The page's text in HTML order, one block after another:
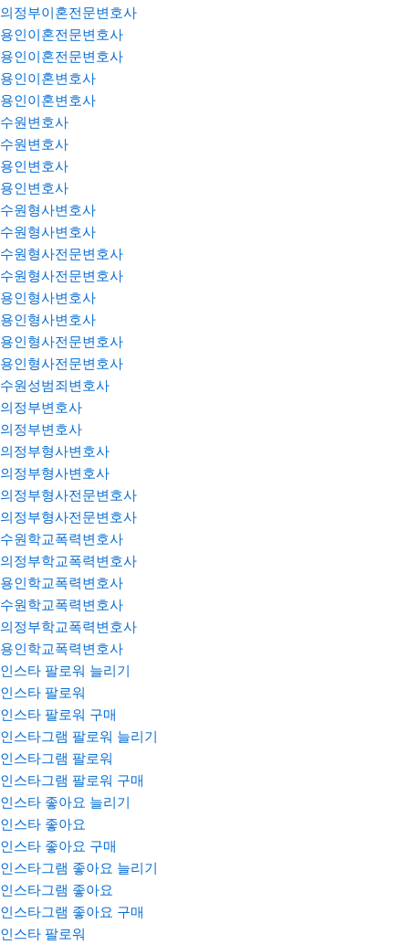
의정부이혼전문변호사
용인이혼전문변호사
용인이혼전문변호사
용인이혼변호사
용인이혼변호사
수원변호사
수원변호사
용인변호사
용인변호사
수원형사변호사
수원형사변호사
수원형사전문변호사
수원형사전문변호사
용인형사변호사
용인형사변호사
용인형사전문변호사
용인형사전문변호사
수원성범죄변호사
의정부변호사
의정부변호사
의정부형사변호사
의정부형사변호사
의정부형사전문변호사
의정부형사전문변호사
수원학교폭력변호사
의정부학교폭력변호사
용인학교폭력변호사
수원학교폭력변호사
의정부학교폭력변호사
용인학교폭력변호사
인스타 팔로워 늘리기
인스타 팔로워
인스타 팔로워 구매
인스타그램 팔로워 늘리기
인스타그램 팔로워
인스타그램 팔로워 구매
인스타 좋아요 늘리기
인스타 좋아요
인스타 좋아요 구매
인스타그램 좋아요 늘리기
인스타그램 좋아요
인스타그램 좋아요 구매
인스타 팔로워